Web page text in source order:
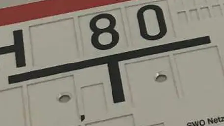
#Versorgung